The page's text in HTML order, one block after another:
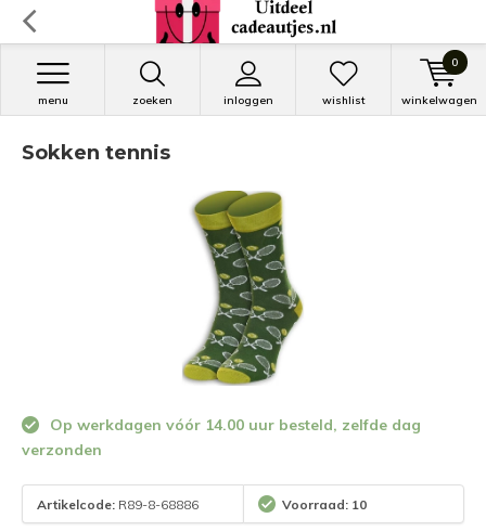
zoeken inloggen
menu wishlist winkelwagen
0
Sokken tennis
Op werkdagen vóór 14.00 uur besteld, zelfde dag
verzonden
Artikelcode: R89-8-68886 Voorraad: 10